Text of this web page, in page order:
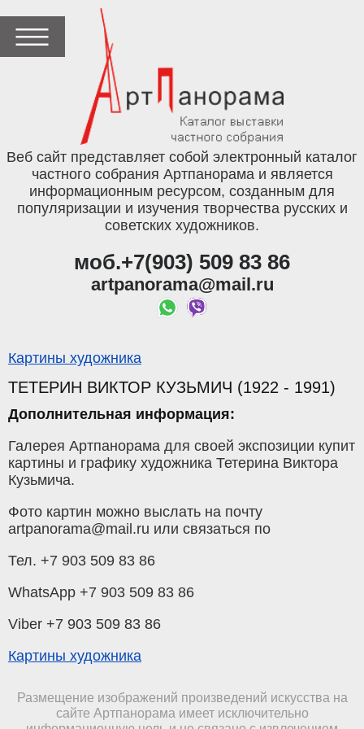
Веб сайт представляет собой электронный каталог
частного собрания Артпанорама и является
информационным ресурсом, созданным для
популяризации и изучения творчества русских и
советских художников.
моб.+7(903) 509 83 86
artpanorama@mail.ru
Картины художника
ТЕТЕРИН ВИКТОР КУЗЬМИЧ (1922 - 1991)
Дополнительная информация:
Галерея Артпанорама для своей экспозиции купит
картины и графику художника Тетерина Виктора
Кузьмича.
Фото картин можно выслать на почту
artpanorama@mail.ru или связаться по
Тел. +7 903 509 83 86
WhatsApp +7 903 509 83 86
Viber +7 903 509 83 86
Картины художника
Размещение изображений произведений искусства на
сайте Артпанорама имеет исключительно